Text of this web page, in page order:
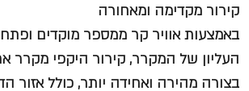
קירור מקדימה ומאחורה
באמצעות אוויר קר ממספר מוקדים ופתח
העליון של המקרר, קירור היקפי
בצורה מהירה ואחידה יותר, כולל אזור